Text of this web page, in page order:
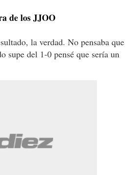
de los JJOO
la verdad. No pensaba que
supe del 1-0 pensé que sería un